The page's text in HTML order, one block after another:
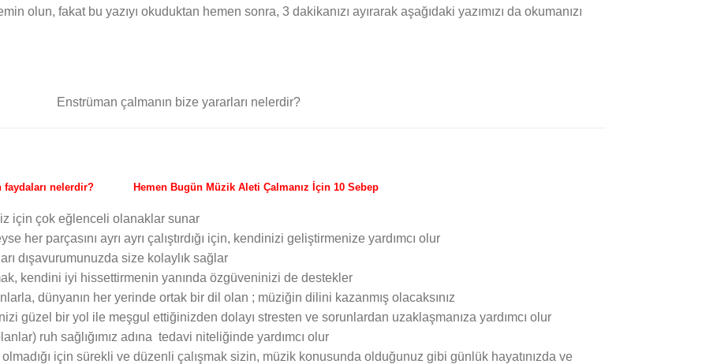
olun, fakat bu yazıyı okuduktan hemen sonra, 3 dakikanızı ayırarak aşağıdaki yazımızı da okumanızı
Hemen Bugün Müzik Aleti Çalmanız İçin 10 Sebep
için çok eğlenceli olanaklar sunar
her parçasını ayrı ayrı çalıştırdığı için, kendinizi geliştirmenize yardımcı olur
dışavurumunuzda size kolaylık sağlar
kendini iyi hissettirmenin yanında özgüveninizi de destekler
dünyanın her yerinde ortak bir dil olan ; müziğin dilini kazanmış olacaksınız
güzel bir yol ile meşgul ettiğinizden dolayı stresten ve sorunlardan uzaklaşmanıza yardımcı olur
ruh sağlığımız adına tedavi niteliğinde yardımcı olur
için sürekli ve düzenli çalışmak sizin, müzik konusunda olduğunuz gibi günlük hayatınızda ve